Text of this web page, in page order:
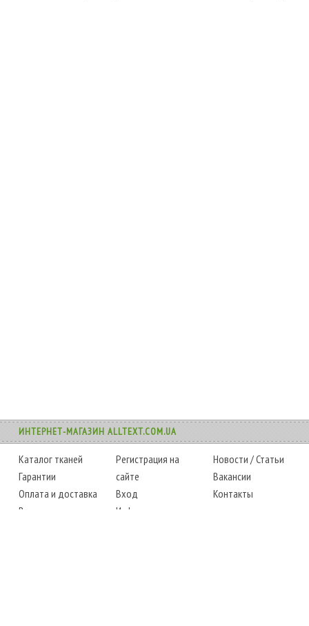
ИНТЕРНЕТ-МАГАЗИН ALLTEXT.COM.UA
Каталог тканей
Гарантии
Оплата и доставка
Возврат товара
Регистрация на
сайте
Вход
Информация
Новости /Статьи
Вакансии
Контакты